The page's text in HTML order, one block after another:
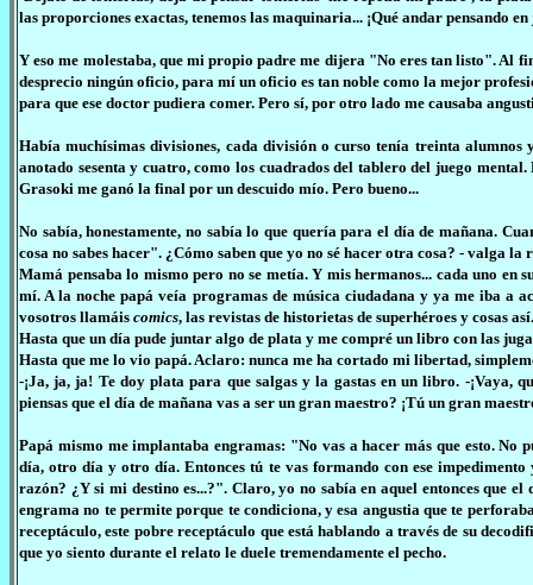
las proporciones exactas, tenemos las maquinaria... ¡Qué andar pensando
Y eso me molestaba, que mi propio padre me dijera "No eres tan listo". Al
desprecio ningún oficio, para mí un oficio es tan noble como la mejor
para que ese doctor pudiera comer. Pero sí, por otro lado me causaba
Había muchísimas divisiones, cada división o curso tenía treinta alumnos
anotado sesenta y cuatro, como los cuadrados del tablero del juego
Grasoki me ganó la final por un descuido mío. Pero bueno...
No sabía, honestamente, no sabía lo que quería para el día de mañana.
cosa no sabes hacer". ¿Cómo saben que yo no sé hacer otra cosa? - valga
Mamá pensaba lo mismo pero no se metía. Y mis hermanos... cada uno
mí. A la noche papá veía programas de música ciudadana y ya me iba a
vosotros llamáis comics, las revistas de historietas de superhéroes y cosas así.
Hasta que un día pude juntar algo de plata y me compré un libro con las
Hasta que me lo vio papá. Aclaro: nunca me ha cortado mi libertad,
-¡Ja, ja, ja! Te doy plata para que salgas y la gastas en un libro. -¡Vaya,
piensas que el día de mañana vas a ser un gran maestro? ¡Tú un gran
Papá mismo me implantaba engramas: "No vas a hacer más que esto.
día, otro día y otro día. Entonces tú te vas formando con ese
razón? ¿Y si mi destino es...?". Claro, yo no sabía en aquel entonces que
engrama no te permite porque te condiciona, y esa angustia que te
receptáculo, este pobre receptáculo que está hablando a través de su
que yo siento durante el relato le duele tremendamente el pecho.